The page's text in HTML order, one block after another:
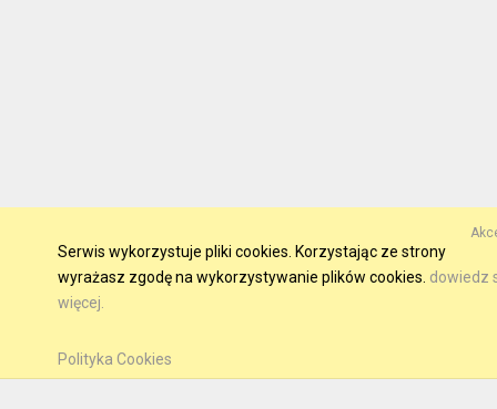
Serwis wykorzystuje pliki cookies. Korzystając ze strony
wyrażasz zgodę na wykorzystywanie plików cookies. dowiedz
więcej.
Polityka Cookies